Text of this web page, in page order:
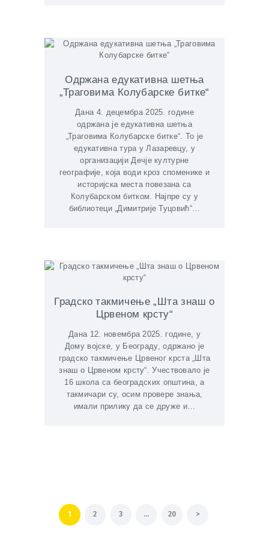
Одржана едукативна шетња
„Траговима Колубарске битке“
Дана 4. децембра 2025. године
одржана је едукативна шетња
„Траговима Колубарске битке“. То је
едукативна тура у Лазаревцу, у
организацији Дечје културне
географије, која води кроз споменике и
историјска места повезана са
Колубарском битком. Најпре су у
библиотеци „Димитрије Туцовић“…
Градско такмичење „Шта знаш о
Црвеном крсту“
Дана 12. новембра 2025. године, у
Дому војске, у Београду, одржано је
градско такмичење Црвеног крста „Шта
знаш о Црвеном крсту“. Учествовало је
16 школа са београдских општина, а
такмичари су, осим провере знања,
имали прилику да се друже и…
Кретање чланака
PAGE
1 PAGE
2 PAGE
3 … PAGE
20 >